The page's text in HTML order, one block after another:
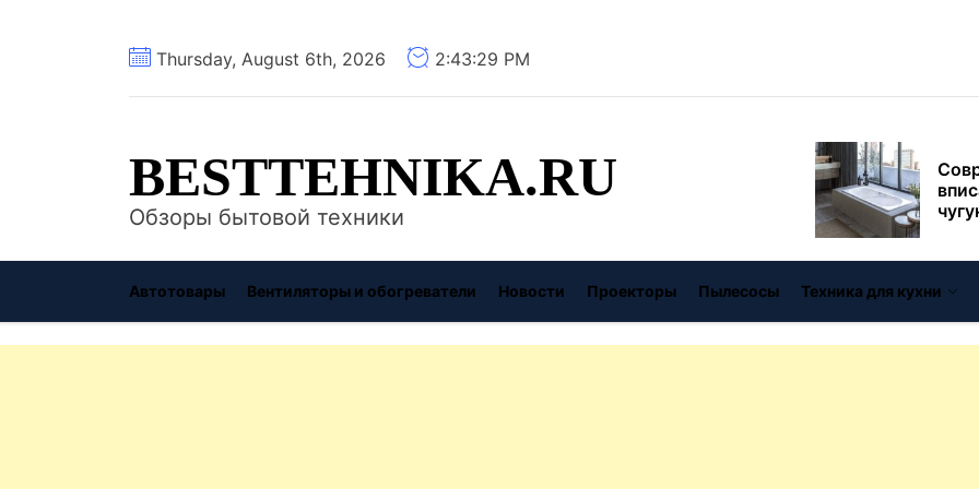
Thursday, August 6th, 2026 2:43:30 PM
BESTTEHNIKA.RU
Обзоры бытовой техники
Автотовары Вентиляторы и обогреватели Новости Проекторы Пылесосы Техника для кухни